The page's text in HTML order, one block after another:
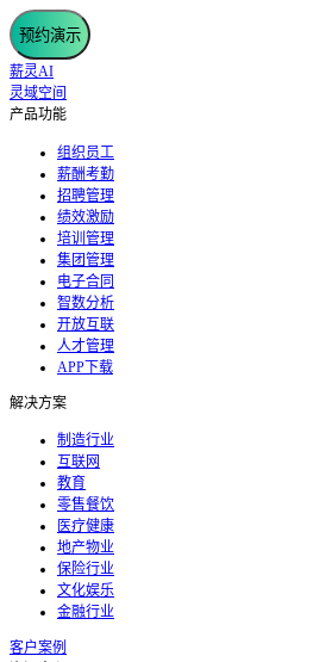
预约演示
薪灵AI
灵域空间
产品功能
组织员工
薪酬考勤
招聘管理
绩效激励
培训管理
集团管理
电子合同
智数分析
开放互联
人才管理
APP下载
解决方案
制造行业
互联网
教育
零售餐饮
医疗健康
地产物业
保险行业
文化娱乐
金融行业
客户案例